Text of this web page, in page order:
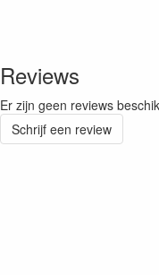
Reviews
Er zijn geen reviews
Schrijf een review